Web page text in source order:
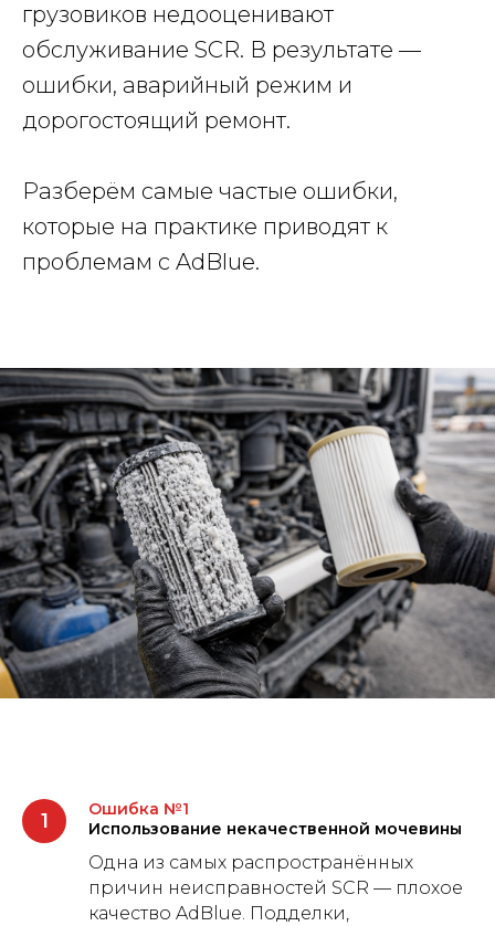
грузовиков недооценивают
обслуживание SCR. В результате —
ошибки, аварийный режим и
дорогостоящий ремонт.
Разберём самые частые ошибки,
которые на практике приводят к
проблемам с AdBlue.
Ошибка №1
Использование некачественной мочевины
Одна из самых распространённых
причин неисправностей SCR — плохое
качество AdBlue. Подделки,